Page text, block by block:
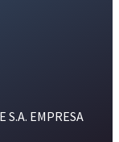
EMPRESA